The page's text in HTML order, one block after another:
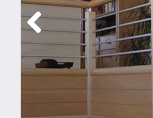
Previous